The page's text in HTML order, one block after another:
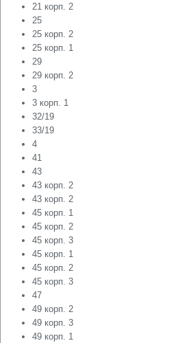
21 корп. 2
25
25 корп. 2
25 корп. 1
29
29 корп. 2
3
3 корп. 1
32/19
33/19
4
41
43
43 корп. 2
43 корп. 2
45 корп. 1
45 корп. 2
45 корп. 3
45 корп. 1
45 корп. 2
45 корп. 3
47
49 корп. 2
49 корп. 3
49 корп. 1